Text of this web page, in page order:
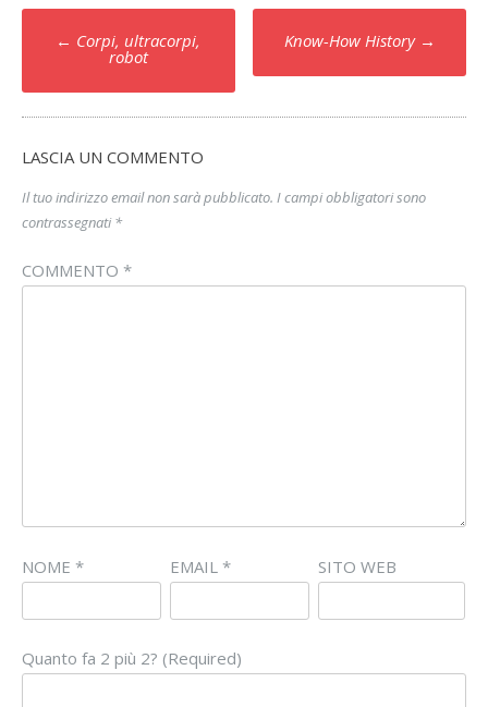
Post
navigation
← Corpi, ultracorpi,
robot
Know-How History →
LASCIA UN COMMENTO
Il tuo indirizzo email non sarà pubblicato. I campi obbligatori sono
contrassegnati*
COMMENTO *
NOME * EMAIL * SITO WEB
Quanto fa 2 più 2? (Required)